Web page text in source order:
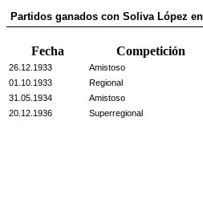
Partidos ganados con Soliva López
Fecha Competición
26.12.1933 Amistoso
01.10.1933 Regional
31.05.1934 Amistoso
20.12.1936 Superregional